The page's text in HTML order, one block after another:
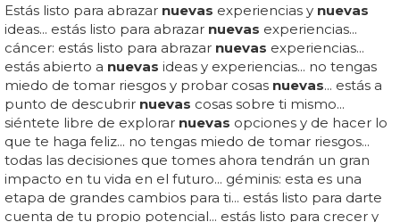
Estás listo para abrazar nuevas experiencias y nuevas
ideas... estás listo para abrazar nuevas experiencias...
cáncer: estás listo para abrazar nuevas experiencias...
estás abierto a nuevas ideas y experiencias... no tengas
miedo de tomar riesgos y probar cosas nuevas... estás a
punto de descubrir nuevas cosas sobre ti mismo...
siéntete libre de explorar nuevas opciones y de hacer lo
que te haga feliz... no tengas miedo de tomar riesgos...
todas las decisiones que tomes ahora tendrán un gran
impacto en tu vida en el futuro... géminis: esta es una
etapa de grandes cambios para ti... estás listo para darte
cuenta de tu propio potencial... estás listo para crecer y